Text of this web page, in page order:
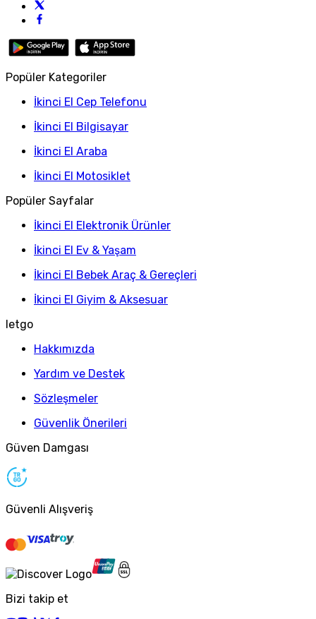
Popüler Kategoriler
İkinci El Cep Telefonu
İkinci El Bilgisayar
İkinci El Araba
İkinci El Motosiklet
Popüler Sayfalar
İkinci El Elektronik Ürünler
İkinci El Ev & Yaşam
İkinci El Bebek Araç & Gereçleri
İkinci El Giyim & Aksesuar
letgo
Hakkımızda
Yardım ve Destek
Sözleşmeler
Güvenlik Önerileri
Güven Damgası
Güvenli Alışveriş
Bizi takip et